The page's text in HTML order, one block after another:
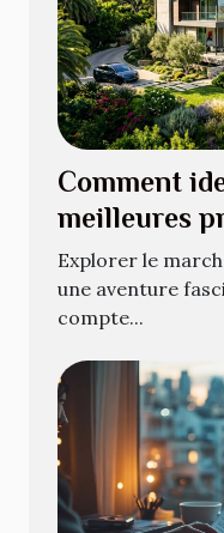
Comment
meilleures
le marché?
Explorer le
une aventure
compte...